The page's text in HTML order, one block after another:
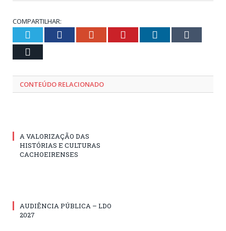
COMPARTILHAR:
Twitter Facebook Google+ Pinterest LinkedIn
CONTEÚDO RELACIONADO
A VALORIZAÇÃO DAS
HISTÓRIAS E CULTURAS
CACHOEIRENSES
AUDIÊNCIA PÚBLICA – LDO
2027